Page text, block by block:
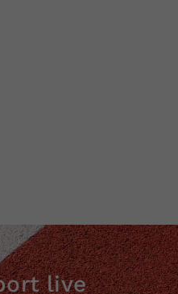
live